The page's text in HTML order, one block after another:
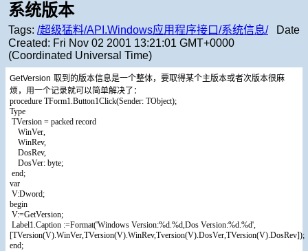
系统版本
Tags: /超级猛料/API.Windows应用程序接口/系统信息/Date
Created: Fri Nov 02 2001 13:21:01 GMT+0000
(Coordinated Universal Time)
GetVersion 取到的版本信息是一个整体，要取得某个主版本或者次版本很麻
烦，用一个记录就可以简单解决了：
procedure TForm1.Button1Click(Sender: TObject);
Type
TVersion = packed record
WinVer,
WinRev,
DosRev,
DosVer: byte;
end;
var
V:Dword;
begin
V:=GetVersion;
Label1.Caption :=Format('Windows Version:%d.%d,Dos Version:%d.%d',
[TVersion(V).WinVer,TVersion(V).WinRev,Tversion(V).DosVer,TVersion(V).DosRev]);
end;